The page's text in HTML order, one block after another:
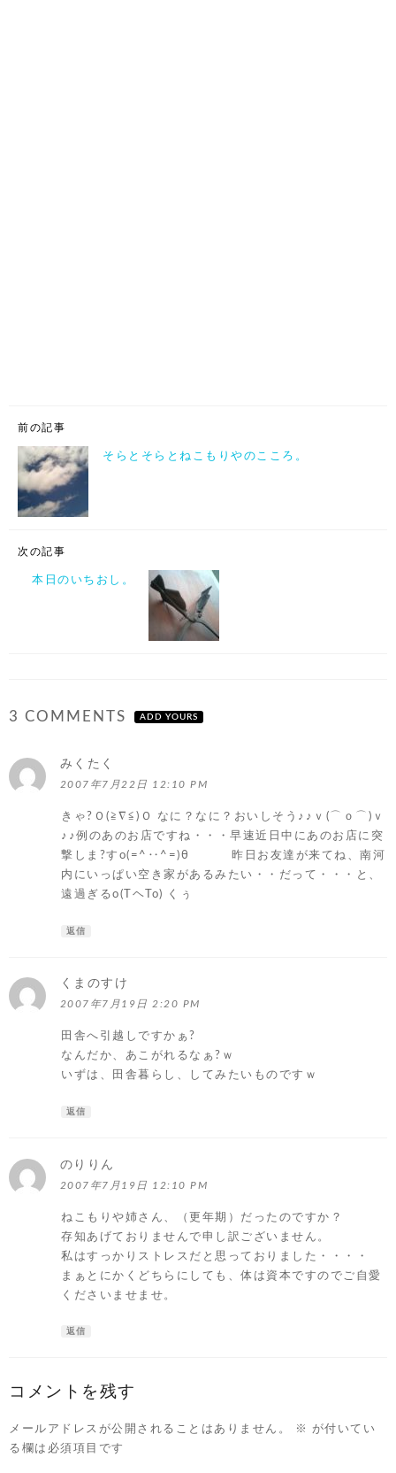
前の記事
そらとそらとねこもりやのこころ。
次の記事
本日のいちおし。
3 COMMENTS ADD YOURS
みくたく
り:
2007年7月22日 12:10 PM
きゃ?Ｏ(≧∇≦)Ｏ なに？なに？おいしそう♪♪ｖ(⌒ｏ⌒)ｖ
♪♪例のあのお店ですね・・・早速近日中にあのお店に突
撃しま?すo(=^‥^=)θ 昨日お友達が来てね、南河
内にいっぱい空き家があるみたい・・だって・・・と、
遠過ぎるo(TヘTo) くぅ
返信
くまのすけ
り:
2007年7月19日 2:20 PM
田舎へ引越しですかぁ?
なんだか、あこがれるなぁ?ｗ
いずは、田舎暮らし、してみたいものですｗ
返信
のりりん
り:
2007年7月19日 12:10 PM
ねこもりや姉さん、（更年期）だったのですか？
存知あげておりませんで申し訳ございません。
私はすっかりストレスだと思っておりました・・・・
まぁとにかくどちらにしても、体は資本ですのでご自愛
くださいませませ。
返信
コメントを残す
メールアドレスが公開されることはありません。 ※
が付いてい
る欄は必須項目です